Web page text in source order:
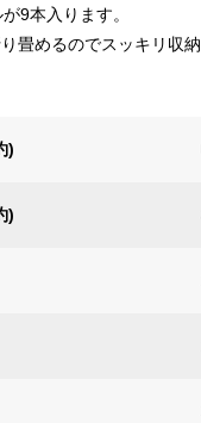
9本入ります。
畳めるのでスッキリ収納
)
)